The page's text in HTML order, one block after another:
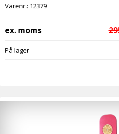
Varenr.: 12379
ex. moms
På lager